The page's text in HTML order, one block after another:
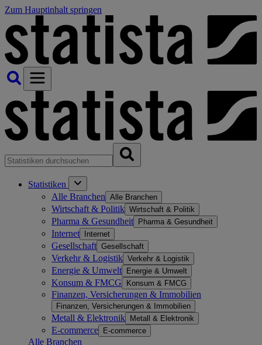
Zum Hauptinhalt springen
Statistiken
Alle Branchen Alle Branchen
Wirtschaft & Politik Wirtschaft & Politik
Pharma & Gesundheit Pharma & Gesundheit
Internet Internet
Gesellschaft Gesellschaft
Verkehr & Logistik Verkehr & Logistik
Energie & Umwelt Energie & Umwelt
Konsum & FMCG Konsum & FMCG
Finanzen, Versicherungen & Immobilien
Finanzen, Versicherungen & Immobilien
Metall & Elektronik Metall & Elektronik
E-commerce E-commerce
Alle Branchen